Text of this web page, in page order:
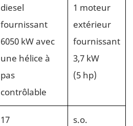
diesel
fournissant
6050 kW avec
une hélice à
pas
contrôlable
1 moteur
extérieur
fournissant
3,7 kW
(5 hp)
17 s.o.